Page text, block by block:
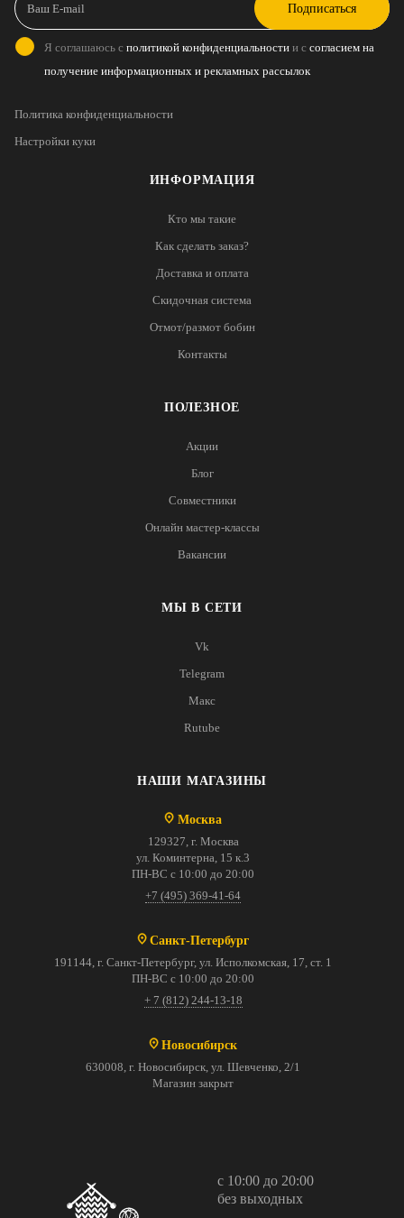
ИНФОРМАЦИЯ
Кто мы такие
Как сделать заказ?
Доставка и оплата
Скидочная система
Отмот/размот бобин
Контакты
ПОЛЕЗНОЕ
Акции
Блог
Совместники
Онлайн мастер-классы
Вакансии
МЫ В СЕТИ
Vk
Telegram
Макс
Rutube
НАШИ МАГАЗИНЫ
Москва
129327, г. Москва
ул. Коминтерна, 15 к.3
ПН-ВС с 10:00 до 20:00
+7 (495) 369-41-64
Санкт-Петербург
191144, г. Санкт-Петербург, ул. Исполкомская, 17, ст. 1
ПН-ВС с 10:00 до 20:00
+ 7 (812) 244-13-18
Новосибирск
630008, г. Новосибирск, ул. Шевченко, 2/1
Магазин закрыт
с 10:00 до 20:00
без выходных
Подписаться
Я соглашаюсь с политикой конфиденциальности и с согласием на
получение информационных и рекламных рассылок
Политика конфиденциальности
Настройки куки